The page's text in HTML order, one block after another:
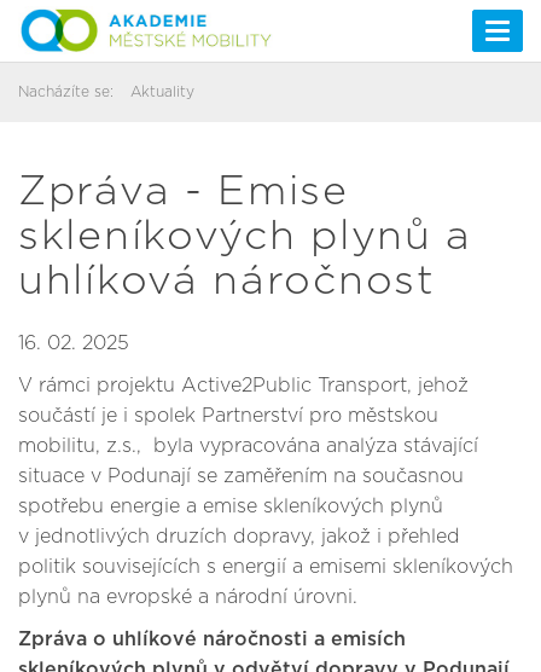
Nacházíte se: Aktuality
Zpráva - Emise
skleníkových plynů a
uhlíková náročnost
16. 02. 2025
V rámci projektu Active2Public Transport, jehož
součástí je i spolek Partnerství pro městskou
mobilitu, z.s., byla vypracována analýza stávající
situace v Podunají se zaměřením na současnou
spotřebu energie a emise skleníkových plynů
v jednotlivých druzích dopravy, jakož i přehled
politik souvisejících s energií a emisemi skleníkových
plynů na evropské a národní úrovni.
Zpráva o uhlíkové náročnosti a emisích